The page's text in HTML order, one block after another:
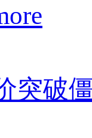
突破